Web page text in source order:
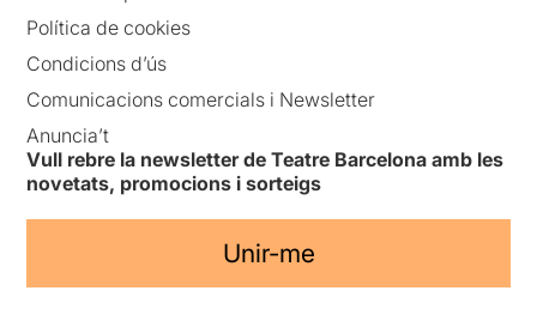
Política de cookies
Condicions d’ús
Comunicacions comercials i Newsletter
Anuncia’t
Vull rebre la newsletter de Teatre Barcelona amb les
novetats, promocions i sorteigs
Unir-me